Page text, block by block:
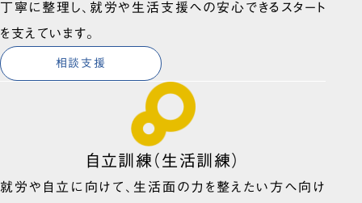
丁寧に整理し、就労や生活支援への安心できるスタート
を支えています。
相談支援
自立訓練（生活訓練）
就労や自立に向けて、生活面の力を整えたい方へ向け